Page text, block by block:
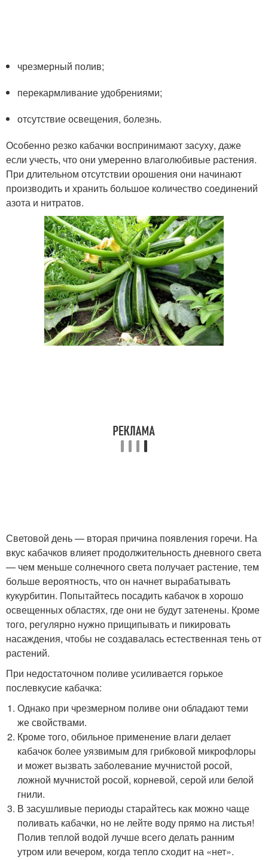
чрезмерный полив;
перекармливание удобрениями;
отсутствие освещения, болезнь.
Особенно резко кабачки воспринимают засуху, даже
если учесть, что они умеренно влаголюбивые растения.
При длительном отсутствии орошения они начинают
производить и хранить большое количество соединений
азота и нитратов.
Световой день — вторая причина появления горечи. На
вкус кабачков влияет продолжительность дневного света
— чем меньше солнечного света получает растение, тем
больше вероятность, что он начнет вырабатывать
кукурбитин. Попытайтесь посадить кабачок в хорошо
освещенных областях, где они не будут затенены. Кроме
того, регулярно нужно прищипывать и пикировать
насаждения, чтобы не создавалась естественная тень от
растений.
При недостаточном поливе усиливается горькое
послевкусие кабачка:
Однако при чрезмерном поливе они обладают теми
же свойствами.
Кроме того, обильное применение влаги делает
кабачок более уязвимым для грибковой микрофлоры
и может вызвать заболевание мучнистой росой,
ложной мучнистой росой, корневой, серой или белой
гнили.
В засушливые периоды старайтесь как можно чаще
поливать кабачки, но не лейте воду прямо на листья!
Полив теплой водой лучше всего делать ранним
утром или вечером, когда тепло сходит на «нет».